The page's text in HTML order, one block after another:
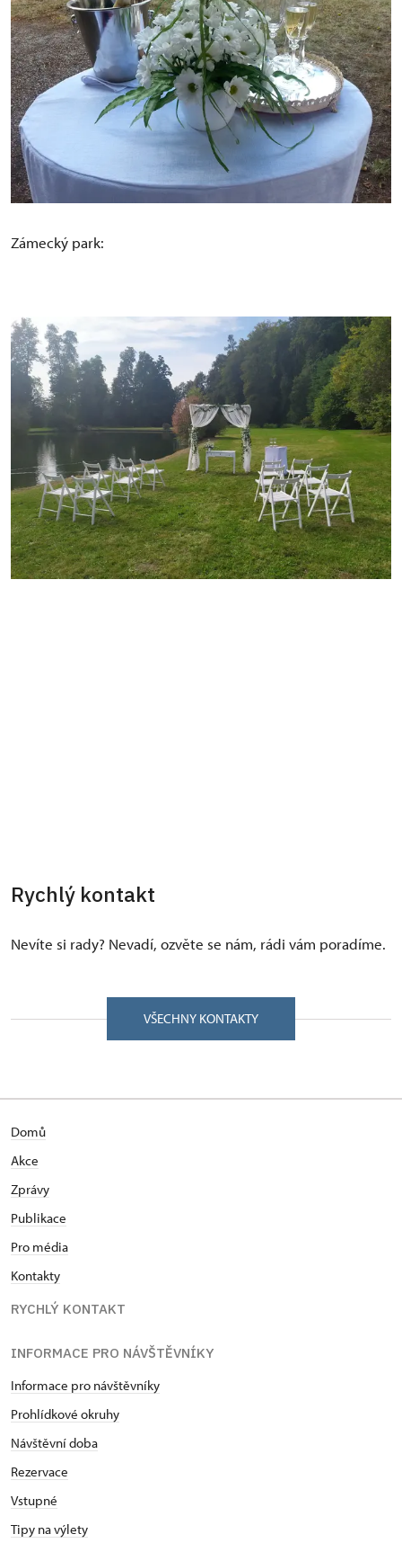
Zámecký park:
Rychlý kontakt
Nevíte si rady? Nevadí, ozvěte se nám, rádi vám poradíme.
VŠECHNY KONTAKTY
Domů
Akce
Zprávy
Publikace
Pro média
Kontakty
RYCHLÝ KONTAKT
INFORMACE PRO NÁVŠTĚVNÍKY
Informace pro návštěvníky
Prohlídkové okruhy
Návštěvní doba
Rezervace
Vstupné
Tipy na výlety